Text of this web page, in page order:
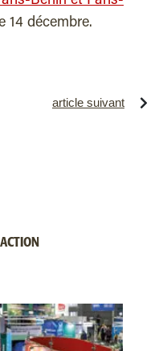
14 décembre.
article suivant